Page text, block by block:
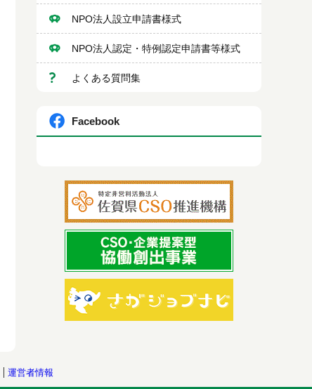
NPO法人設立申請書様式
NPO法人認定・特例認定申請書等様式
よくある質問集
Facebook
運営者情報